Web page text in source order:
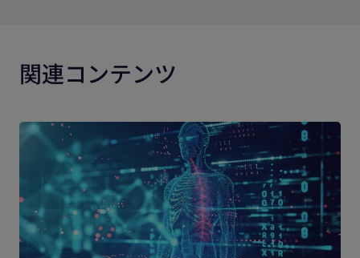
関連コンテンツ